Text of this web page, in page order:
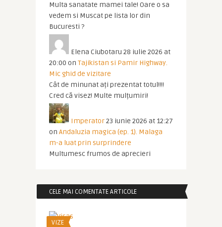
Multa sanatate mamei tale! Oare o sa
vedem si Muscat pe lista lor din
Bucuresti ?
Elena Ciubotaru 28 iulie 2026 at
20:00 on Tajikistan si Pamir Highway.
Mic ghid de vizitare
Cât de minunat ați prezentat totul!!!!
Cred că visez! Multe mulțumiri!
Imperator23 iunie 2026 at 12:27
on Andaluzia magica (ep. 1). Malaga
m-a luat prin surprindere
Multumesc frumos de aprecieri
CELE MAI COMENTATE ARTICOLE
VIZE